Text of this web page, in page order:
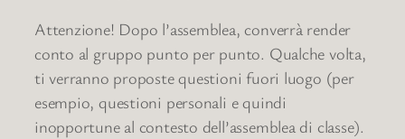
Attenzione! Dopo l’assemblea, converrà render
conto al gruppo punto per punto. Qualche volta,
ti verranno proposte questioni fuori luogo (per
esempio, questioni personali e quindi
inopportune al contesto dell’assemblea di classe).